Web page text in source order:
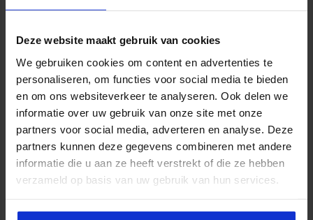
Deze website maakt gebruik van cookies
We gebruiken cookies om content en advertenties te
personaliseren, om functies voor social media te bieden
en om ons websiteverkeer te analyseren. Ook delen we
informatie over uw gebruik van onze site met onze
partners voor social media, adverteren en analyse. Deze
partners kunnen deze gegevens combineren met andere
informatie die u aan ze heeft verstrekt of die ze hebben
verzameld op basis van uw gebruik van hun services.
Over de auteurs
CHRISTIAN VERHAGEN is senior consultant Data & Analytics bij
Verdonck, Klooster & Associates en houdt zich bezig met het
vraagstuk van datagedreven werken binnen de overheid,
waaronder verschillende gemeenten, provincies en het Rijk.
EDWARD BLOM is docent en organisatieadviseur binnen het
domein data en intelligence. Hij werkt voor Quality-Ahead, als
de Orde van organisatiekundigen en -adviseurs.